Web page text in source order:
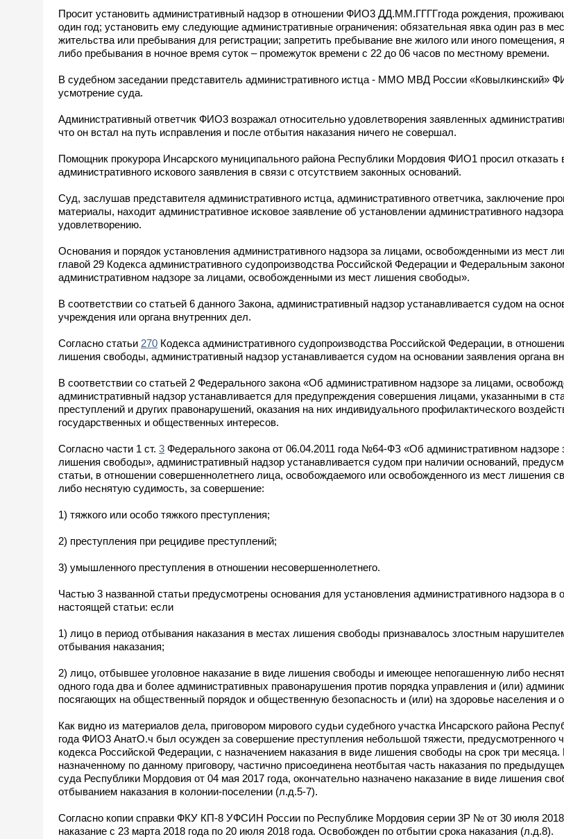
Просит установить административный надзор в отношении ФИО3 ДД.ММ.ГГГГгода рождения,
один год; установить ему следующие административные ограничения: обязательная явка один раз в
жительства или пребывания для регистрации; запретить пребывание вне жилого или иного
либо пребывания в ночное время суток – промежуток времени с 22 до 06 часов по местному времени.
В судебном заседании представитель административного истца - ММО МВД России «Ковылкинский»
усмотрение суда.
Административный ответчик ФИО3 возражал относительно удовлетворения заявленных
что он встал на путь исправления и после отбытия наказания ничего не совершал.
Помощник прокурора Инсарского муниципального района Республики Мордовия ФИО1 просил отказать
административного искового заявления в связи с отсутствием законных оснований.
Суд, заслушав представителя административного истца, административного ответчика, заключение
материалы, находит административное исковое заявление об установлении административного
удовлетворению.
Основания и порядок установления административного надзора за лицами, освобожденными из мест
главой 29 Кодекса административного судопроизводства Российской Федерации и Федеральным
административном надзоре за лицами, освобожденными из мест лишения свободы».
В соответствии со статьей 6 данного Закона, административный надзор устанавливается судом на
учреждения или органа внутренних дел.
Согласно статьи 270 Кодекса административного судопроизводства Российской Федерации, в
лишения свободы, административный надзор устанавливается судом на основании заявления органа
В соответствии со статьей 2 Федерального закона «Об административном надзоре за лицами,
административный надзор устанавливается для предупреждения совершения лицами, указанными в
преступлений и других правонарушений, оказания на них индивидуального профилактического
государственных и общественных интересов.
Согласно части 1 ст. 3 Федерального закона от 06.04.2011 года №64-ФЗ «Об административном
лишения свободы», административный надзор устанавливается судом при наличии оснований,
статьи, в отношении совершеннолетнего лица, освобождаемого или освобожденного из мест лишения
либо неснятую судимость, за совершение:
1) тяжкого или особо тяжкого преступления;
2) преступления при рецидиве преступлений;
3) умышленного преступления в отношении несовершеннолетнего.
Частью 3 названной статьи предусмотрены основания для установления административного надзора в
настоящей статьи: если
1) лицо в период отбывания наказания в местах лишения свободы признавалось злостным
отбывания наказания;
2) лицо, отбывшее уголовное наказание в виде лишения свободы и имеющее непогашенную либо
одного года два и более административных правонарушения против порядка управления и (или)
посягающих на общественный порядок и общественную безопасность и (или) на здоровье населения и
Как видно из материалов дела, приговором мирового судьи судебного участка Инсарского района
года ФИО3 АнатО.ч был осужден за совершение преступления небольшой тяжести, предусмотренного
кодекса Российской Федерации, с назначением наказания в виде лишения свободы на срок три месяца.
назначенному по данному приговору, частично присоединена неотбытая часть наказания по
суда Республики Мордовия от 04 мая 2017 года, окончательно назначено наказание в виде лишения
отбыванием наказания в колонии-поселении (л.д.5-7).
Согласно копии справки ФКУ КП-8 УФСИН России по Республике Мордовия серии 3Р № от 30 июля
наказание с 23 марта 2018 года по 20 июля 2018 года. Освобожден по отбытии срока наказания (л.д.8).